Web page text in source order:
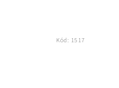
Kód: 1517